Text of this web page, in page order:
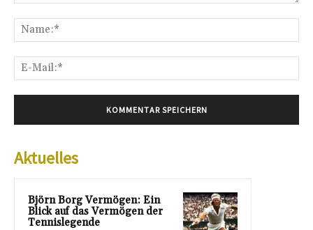
Aktuelles
Björn Borg Vermögen: Ein
Blick auf das Vermögen der
Tennislegende